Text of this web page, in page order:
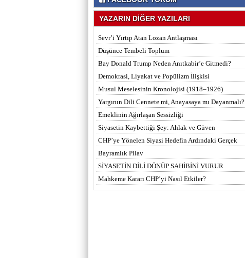
YAZARIN DİĞER YAZILARI
Sevr’i Yırtıp Atan Lozan Antlaşması
Düşünce Tembeli Toplum
Bay Donald Trump Neden Anıtkabir’e Gitmedi?
Demokrasi, Liyakat ve Popülizm İlişkisi
Musul Meselesinin Kronolojisi (1918–1926)
Yargının Dili Cennete mi, Anayasaya mı Dayanmalı?
Emeklinin Ağırlaşan Sessizliği
Siyasetin Kaybettiği Şey: Ahlak ve Güven
CHP’ye Yönelen Siyasi Hedefin Ardındaki Gerçek
Bayramlık Pilav
SİYASETİN DİLİ DÖNÜP SAHİBİNİ VURUR
Mahkeme Kararı CHP’yi Nasıl Etkiler?